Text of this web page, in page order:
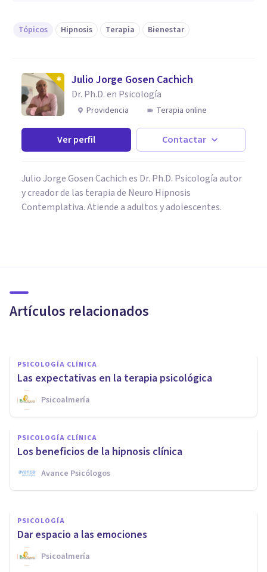
Tópicos Hipnosis Terapia Bienestar
Julio Jorge Gosen Cachich
Dr. Ph.D. en Psicología
Providencia Terapia online
Ver perfil Contactar
Julio Jorge Gosen Cachich es Dr. Ph.D. Psicología autor
y creador de las terapia de Neuro Hipnosis
Contemplativa. Atiende a adultos y adolescentes.
Artículos relacionados
Cepsim (fotorreportaje)
PSICOLOGÍA CLÍNICA
Las expectativas en la terapia psicológica
Psicoalmería
PSICOLOGÍA CLÍNICA
Los beneficios de la hipnosis clínica
Avance Psicólogos
PSICOLOGÍA CLÍNICA
Hipnoterapia: en qué consiste
y cuáles son sus beneficios
Psicología Y Mente
PSICOLOGÍA
Dar espacio a las emociones
Psicoalmería